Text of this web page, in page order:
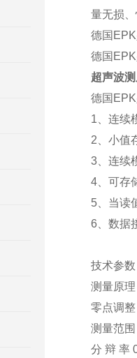
量无损
德国
德国
超声波
德国
1、连续
2、小值
3、连续
4、可存
5、当读
6、数据
技术参
测量原
零点调
测量范
分 辩 率